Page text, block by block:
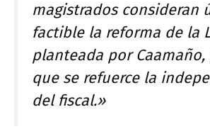
magistrados consideran
factible la reforma de la
planteada por
que se refuerce la
del fiscal.»